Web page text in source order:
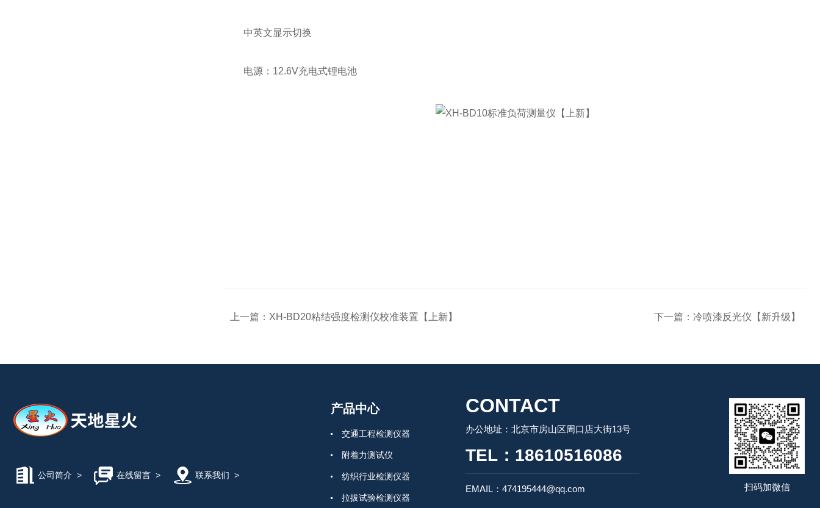
中英文显示切换
电源：12.6V充电式锂电池
上一篇： XH-BD20粘结强度检测仪校准装置【上新】 下一篇： 冷喷漆反光仪【新升级】
公司简介 > 在线留言> 联系我们 >
产品中心
交通工程检测仪器
附着力测试仪
纺织行业检测仪器
拉拔试验检测仪器
CONTACT
办公地址：北京市房山区周口店大街13号
TEL：18610516086
EMAIL：474195444@qq.com 扫码加微信